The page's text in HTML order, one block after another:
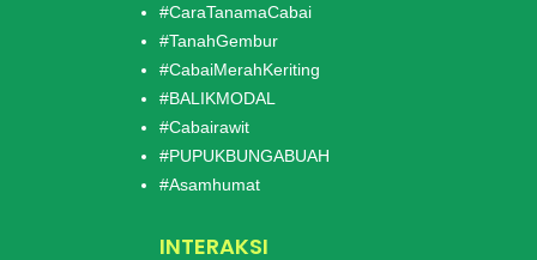
#CaraTanamaCabai
#TanahGembur
#CabaiMerahKeriting
#BALIKMODAL
#Cabairawit
#PUPUKBUNGABUAH
#Asamhumat
INTERAKSI